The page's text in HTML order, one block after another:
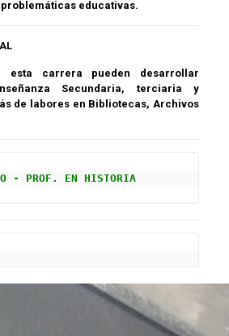
educativas.
esta carrera pueden desarrollar
Secundaria, terciaria y
de labores en Bibliotecas, Archivos
- PROF. EN HISTORIA